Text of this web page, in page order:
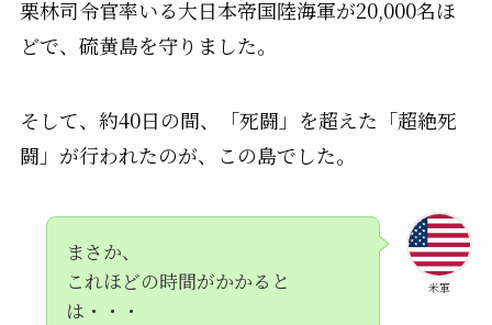
栗林司令官率いる大日本帝国陸海軍が20,000名ほ
どで、硫黄島を守りました。
そして、約40日の間、「死闘」を超えた「超絶死
闘」が行われたのが、この島でした。
米軍
まさか、
これほどの時間がかかると
は・・・